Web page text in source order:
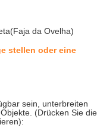
da Ovelha)
stellen oder eine
sein, unterbreiten
(Drücken Sie die